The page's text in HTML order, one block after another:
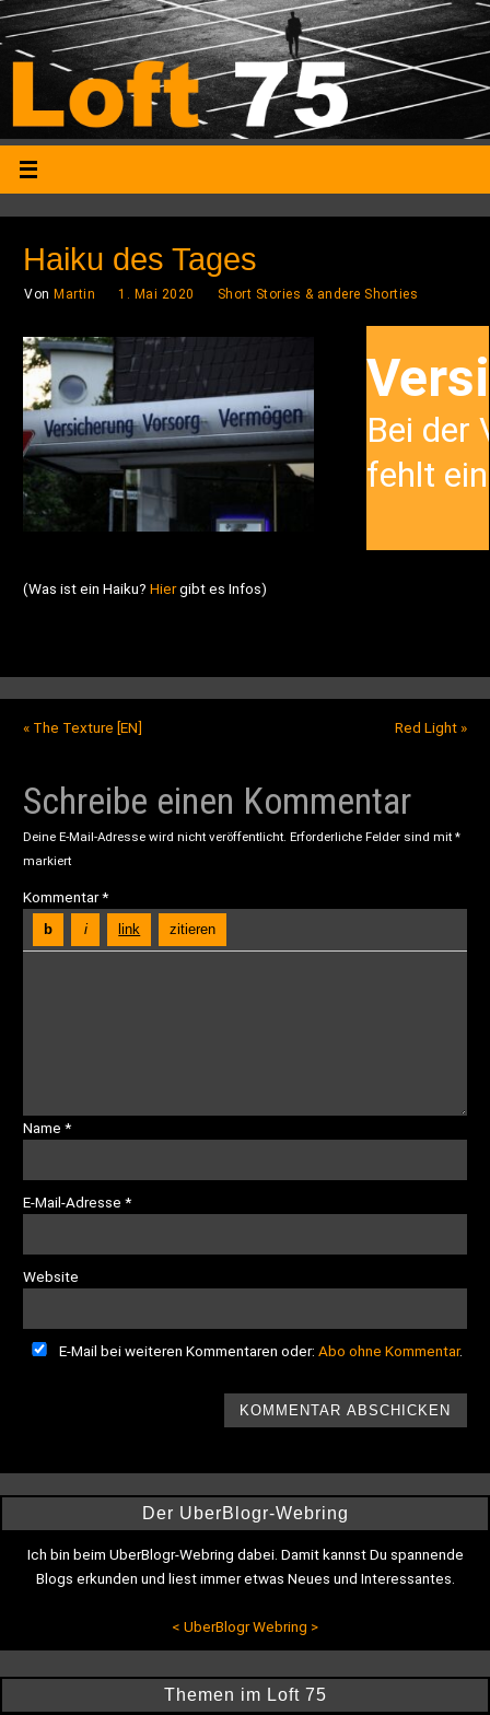
Haiku des Tages
Von Martin 1. Mai 2020 Short Stories & andere Shorties
Bei der
fehlt
(Was ist ein Haiku?Hiergibt es Infos)
« The Texture [EN] Red Light »
Schreibe einen Kommentar
Deine E-Mail-Adresse wird nicht veröffentlicht. Erforderliche Felder sind mit*
markiert
Kommentar*
Name*
E-Mail-Adresse*
Website
E-Mail bei weiteren Kommentaren oder:Abo ohne Kommentar.
Der UberBlogr-Webring
Ich bin beim UberBlogr-Webring dabei. Damit kannst Du spannende
Blogs erkunden und liest immer etwas Neues und Interessantes.
< UberBlogr Webring >
Themen im Loft 75